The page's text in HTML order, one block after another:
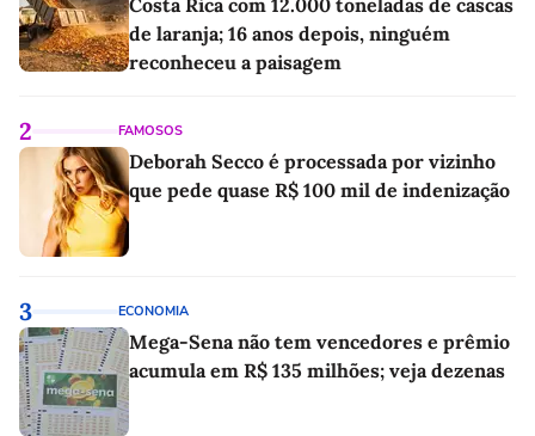
de laranja; 16 anos depois, ninguém
reconheceu a paisagem
2 FAMOSOS
Deborah Secco é processada por vizinho
que pede quase R$ 100 mil de indenização
3 ECONOMIA
Mega-Sena não tem vencedores e prêmio
acumula em R$ 135 milhões; veja dezenas